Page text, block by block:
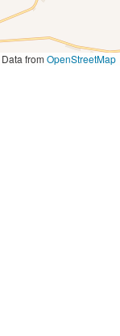
Data from OpenStreetMap